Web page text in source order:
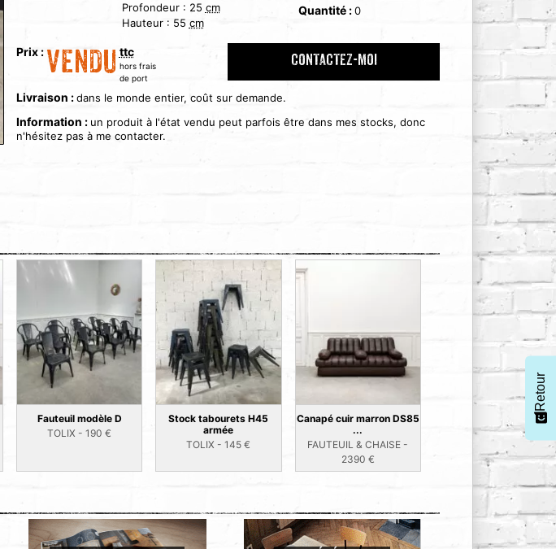
Profondeur : 25 cm
Hauteur : 55 cm
Quantité :0
Prix : VENDU ttc
hors frais
de port
CONTACTEZ-MOI
Livraison :dans le monde entier, coût sur demande.
Information : un produit à l'état vendu peut parfois être dans mes stocks, donc
n'hésitez pas à me contacter.
Fauteuil modèle D
TOLIX -190 €
Stock tabourets H45
armée
TOLIX -145 €
Canapé cuir marron DS85
...
FAUTEUIL & CHAISE -
2390 €
Retour